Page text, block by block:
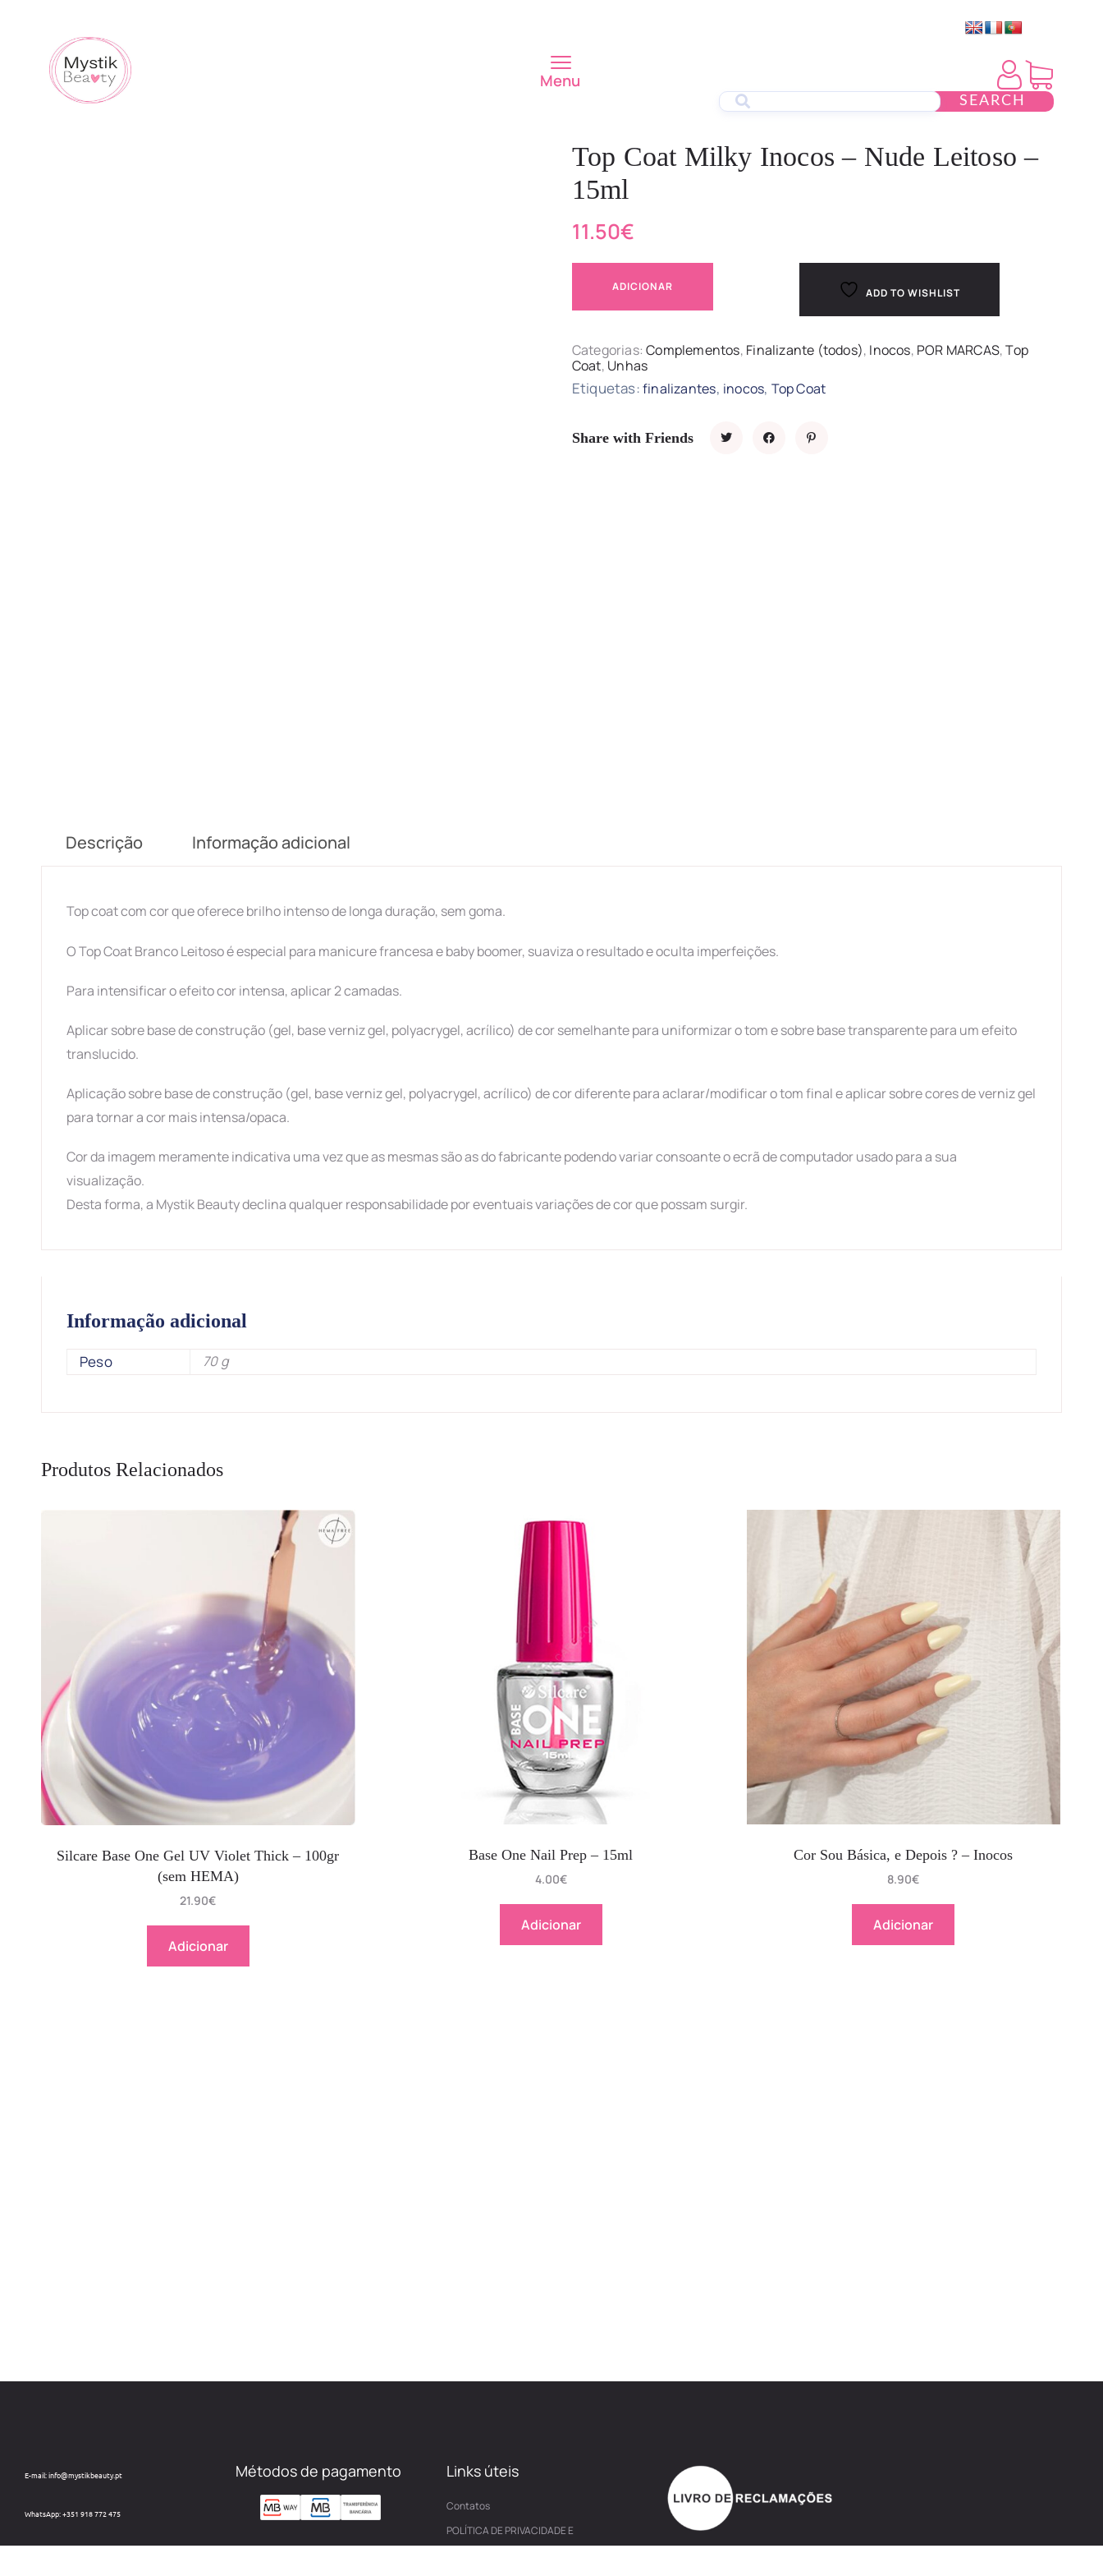
Menu
SEARCH
Top Coat Milky Inocos – Nude Leitoso –
15ml
11.50€
ADICIONAR ADD TO WISHLIST
Categorias:Complementos, Finalizante (todos), Inocos, POR MARCAS,Top
Coat, Unhas
Etiquetas:finalizantes, inocos, Top Coat
Share with Friends
Descrição Informação adicional
Top coat com cor que oferece brilho intenso de longa duração, sem goma.
O Top Coat Branco Leitoso é especial para manicure francesa e baby boomer, suaviza o resultado e oculta imperfeições.
Para intensificar o efeito cor intensa, aplicar 2 camadas.
Aplicar sobre base de construção (gel, base verniz gel, polyacrygel, acrílico) de cor semelhante para uniformizar o tom e sobre base transparente para um efeito
translucido.
Aplicação sobre base de construção (gel, base verniz gel, polyacrygel, acrílico) de cor diferente para aclarar/modificar o tom final e aplicar sobre cores de verniz gel
para tornar a cor mais intensa/opaca.
Cor da imagem meramente indicativa uma vez que as mesmas são as do fabricante podendo variar consoante o ecrã de computador usado para a sua
visualização.
Desta forma, a Mystik Beauty declina qualquer responsabilidade por eventuais variações de cor que possam surgir.
Informação adicional
Peso 70 g
Produtos Relacionados
Silcare Base One Gel UV Violet Thick – 100gr
(sem HEMA)
21.90€
Adicionar
Base One Nail Prep – 15ml
4.00€
Adicionar
Cor Sou Básica, e Depois ? – Inocos
8.90€
Adicionar
E-mail: info@mystikbeauty.pt
WhatsApp: +351 918 772 475
Métodos de pagamento Links úteis
Contatos
POLÍTICA DE PRIVACIDADE E